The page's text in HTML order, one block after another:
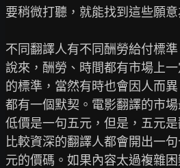
要稍微打聽，就能找到這些願
不同翻譯人有不同酬勞給付標
說來，酬勞、時間都有市場上一
的標準，當然有時也會因人而
都有一個默契。電影翻譯的市場
低價是一句五元，但是，五元
比較資深的翻譯人都會開出一句
元的價碼。如果內容太過複雜